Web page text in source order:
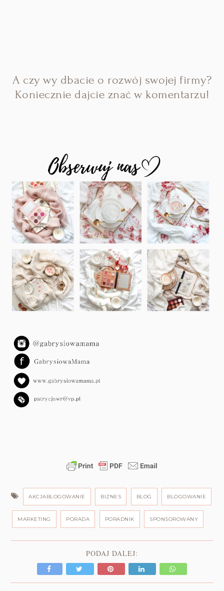
A czy wy dbacie o rozwój swojej firmy?
Koniecznie dajcie znać w komentarzu!
AKCJABLOGOWANIE BIZNES BLOG BLOGOWANIE
MARKETING PORADA PORADNIK SPONSOROWANY
PODAJ DALEJ: